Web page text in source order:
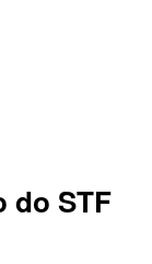
do STF